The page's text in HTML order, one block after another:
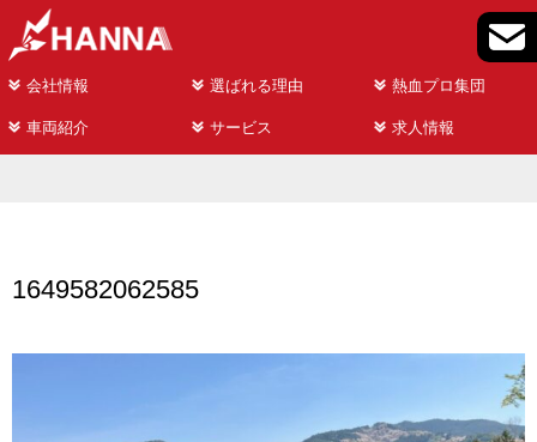
会社情報 選ばれる理由 熱血プロ集団
車両紹介 サービス 求人情報
1649582062585